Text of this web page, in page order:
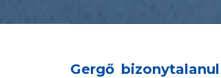
Gergő